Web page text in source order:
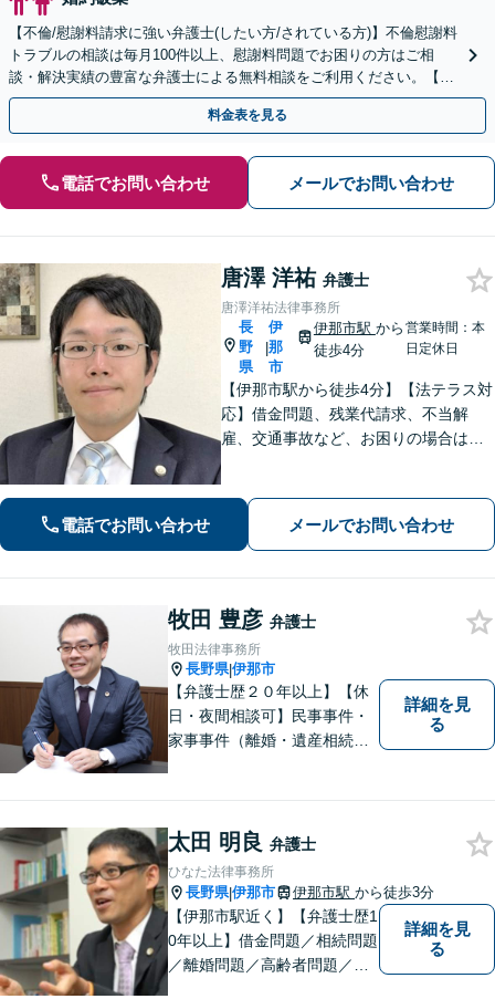
【不倫/慰謝料請求に強い弁護士(したい方/されている方)】不倫慰謝料
トラブルの相談は毎月100件以上、慰謝料問題でお困りの方はご相
談・解決実績の豊富な弁護士による無料相談をご利用ください。【不
倫相談は初回0円】【全国対応】
料金表を見る
電話でお問い合わせ メールでお問い合わせ
唐澤 洋祐 弁護士
唐澤洋祐法律事務所
長
野
県
|
伊
那
市
伊那市駅 から
徒歩4分
営業時間：本
日定休日
【伊那市駅から徒歩4分】【法テラス対
応】借金問題、残業代請求、不当解
雇、交通事故など、お困りの場合はす
ます!【秘密厳守】【破産管財人】
電話でお問い合わせ メールでお問い合わせ
牧田 豊彦 弁護士
牧田法律事務所
長野県|伊那市
【弁護士歴２０年以上】【休
日・夜間相談可】民事事件・
家事事件（離婚・遺産相続、
ります。最適なリーガルサー
ビスを提供いたします。まず
はお気軽にご相談ください。
詳細を見
る
太田 明良 弁護士
ひなた法律事務所
長野県|伊那市 伊那市駅 から徒歩3分
【伊那市駅近く】【弁護士歴1
0年以上】借金問題／相続問題
／離婚問題／高齢者問題／相
詳細を見
る